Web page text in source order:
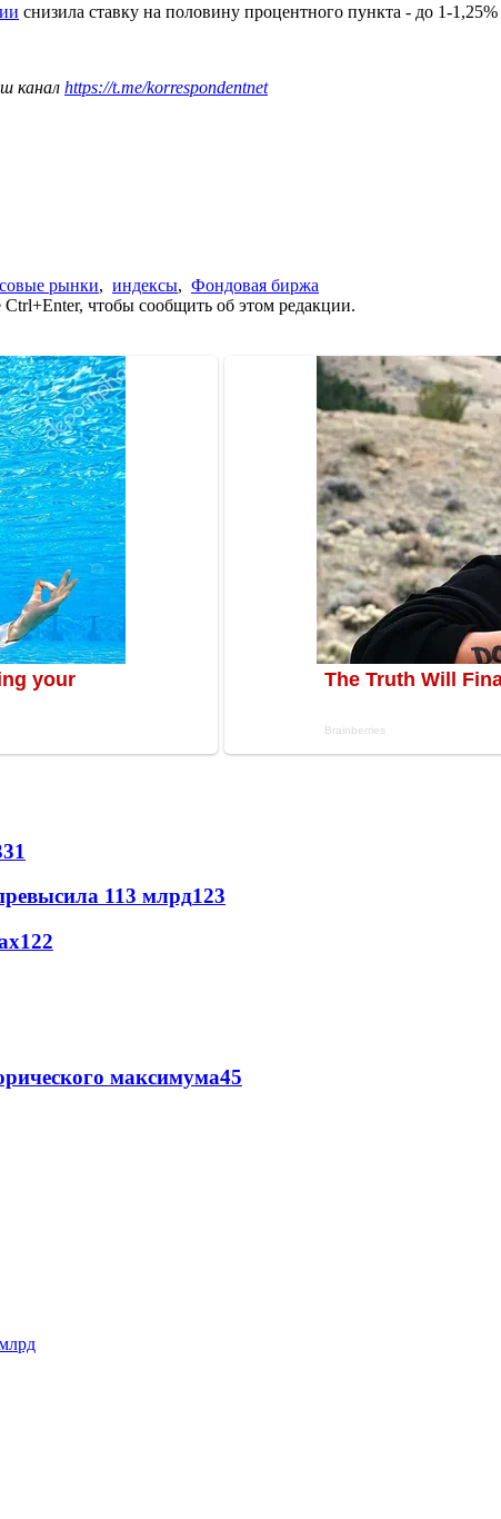
снизила ставку на половину процентного пункта - до 1-
канал https://t.me/korrespondentnet
рынки, индексы, Фондовая биржа
чтобы сообщить об этом редакции.
113 млрд123
122
максимума45